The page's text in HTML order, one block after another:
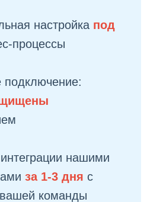
настройка под
процессы
подключение:
нашими
за 1-3 дня с
команды